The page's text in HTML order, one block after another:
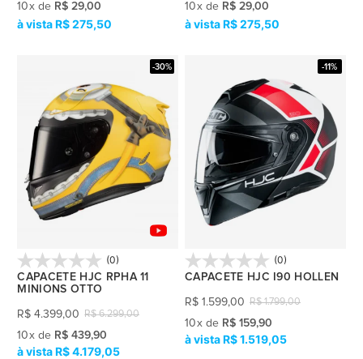
10x de R$ 29,00
R$ 275,50
10x de R$ 29,00
R$ 275,50
-30%
(0)
CAPACETE HJC RPHA 11
MINIONS OTTO
R$ 6.299,00
R$ 4.399,00
10x de R$ 439,90
R$ 4.179,05
-11%
(0)
CAPACETE HJC I90 HOLLEN
R$ 1.799,00
R$ 1.599,00
10x de R$ 159,90
R$ 1.519,05